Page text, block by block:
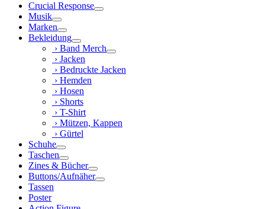
Crucial Response
Musik
Marken
Bekleidung
› Band Merch
› Jacken
› Bedruckte Jacken
› Hemden
› Hosen
› Shorts
› T-Shirt
› Mützen, Kappen
› Gürtel
Schuhe
Taschen
Zines & Bücher
Buttons/Aufnäher
Tassen
Poster